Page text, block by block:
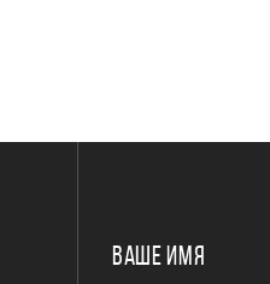
ВАШЕ ИМЯ